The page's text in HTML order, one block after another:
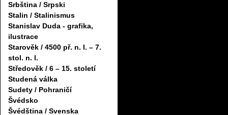
Srbština / Srpski
Stalin / Stalinismus
Stanislav Duda - grafika,
ilustrace
Starověk / 4500 př. n. l. – 7.
stol. n. l.
Středověk / 6 – 15. století
Studená válka
Sudety / Pohraničí
Švédsko
Švédština / Svenska